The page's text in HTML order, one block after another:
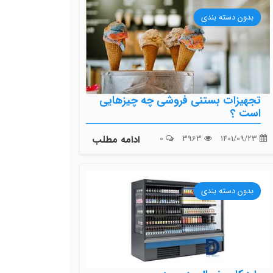
بدون دسته بندی
تجهیزات بستنی فروشی چه چیزهایی
است ؟
ادامه مطلب
بدون دسته بندی